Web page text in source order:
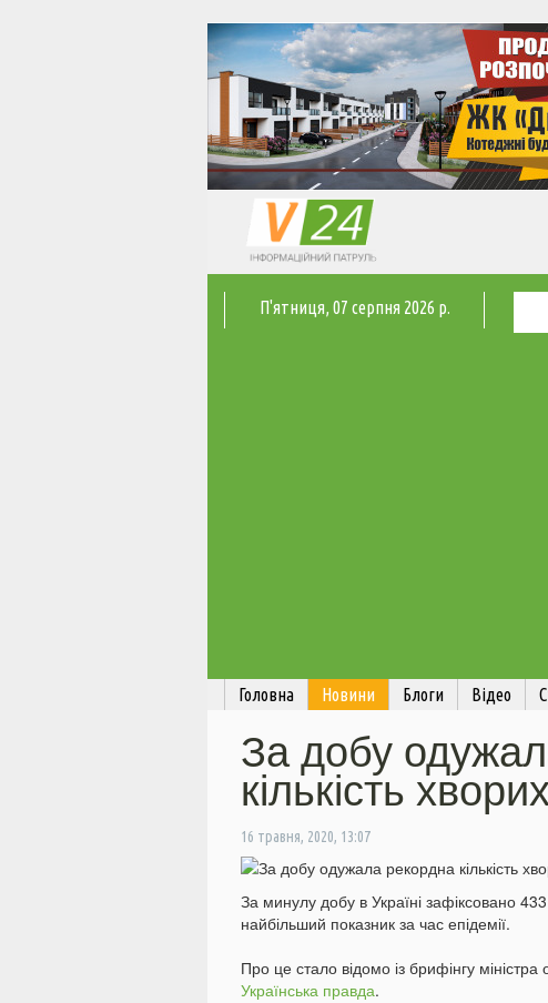
П'ятниця, 07 серпня 2026 р.
Головна Новини Блоги Відео
За добу
кількість
16 травня, 2020, 13:07
За минулу добу в Україні зафіксовано
найбільший показник за час епідемії.
Про це стало відомо із брифінгу міністра
Українська правда.